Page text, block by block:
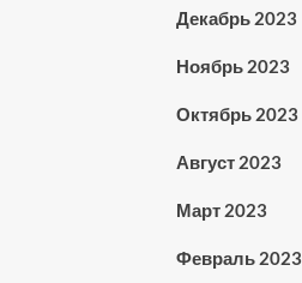
Декабрь 2023
Ноябрь 2023
Октябрь 2023
Август 2023
Март 2023
Февраль 2023